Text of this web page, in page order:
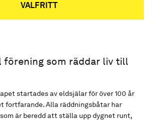
VALFRITT
förening som räddar liv till
startades av eldsjälar för över 100 år
fortfarande. Alla räddningsbåtar har
är beredd att ställa upp dygnet runt,